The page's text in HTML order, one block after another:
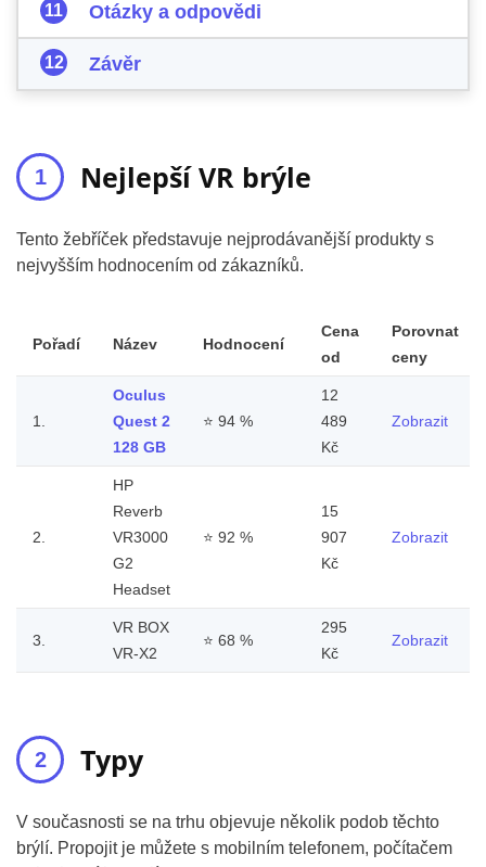
Otázky a odpovědi
Závěr
Nejlepší VR brýle
Tento žebříček představuje nejprodávanější produkty s
nejvyšším hodnocením od zákazníků.
Pořadí Název Hodnocení
Cena
od
Porovnat
ceny
1.
Oculus
Quest 2
128 GB
⭐ 94 %
12
489
Kč
Zobrazit
2.
HP
Reverb
VR3000
G2
Headset
⭐ 92 %
15
907
Kč
Zobrazit
3.
VR BOX
VR-X2
⭐ 68 %
295
Kč
Zobrazit
Typy
V současnosti se na trhu objevuje několik podob těchto
brýlí. Propojit je můžete s mobilním telefonem, počítačem